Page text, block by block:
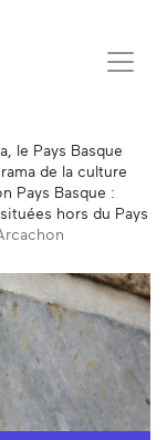
le Pays Basque
de la culture
Pays Basque :
hors du Pays